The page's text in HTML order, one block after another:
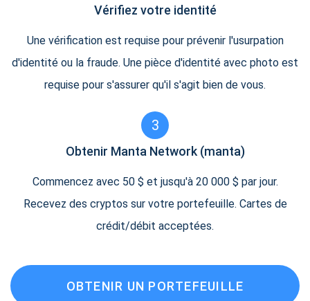
Vérifiez votre identité
Une vérification est requise pour prévenir l'usurpation
d'identité ou la fraude. Une pièce d'identité avec photo est
requise pour s'assurer qu'il s'agit bien de vous.
3
Obtenir Manta Network (manta)
Commencez avec 50 $ et jusqu'à 20 000 $ par jour.
Recevez des cryptos sur votre portefeuille. Cartes de
crédit/débit acceptées.
OBTENIR UN PORTEFEUILLE